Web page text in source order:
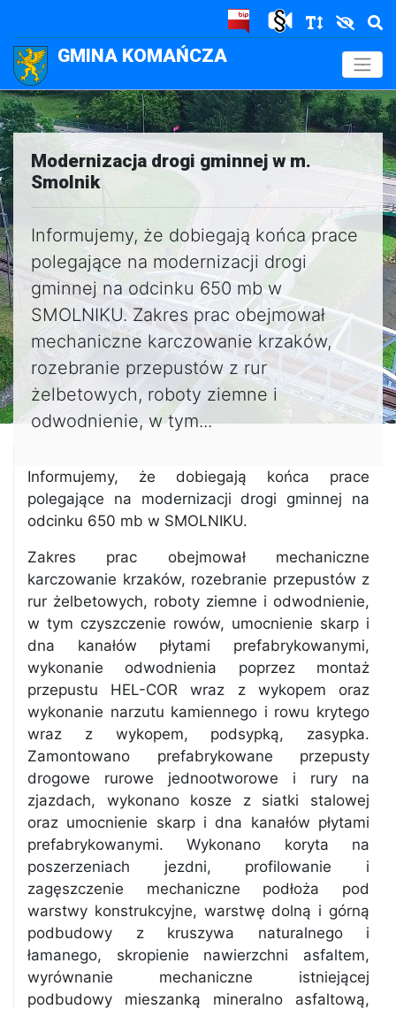
GMINA KOMAŃCZA .
Modernizacja drogi gminnej w m.
Smolnik
Informujemy, że dobiegają końca prace
polegające na modernizacji drogi
gminnej na odcinku 650 mb w
SMOLNIKU. Zakres prac obejmował
mechaniczne karczowanie krzaków,
rozebranie przepustów z rur
żelbetowych, roboty ziemne i
odwodnienie, w tym...
Informujemy, że dobiegają końca prace
polegające na modernizacji drogi gminnej na
odcinku 650 mb w SMOLNIKU.
Zakres prac obejmował mechaniczne
karczowanie krzaków, rozebranie przepustów z
rur żelbetowych, roboty ziemne i odwodnienie,
w tym czyszczenie rowów, umocnienie skarp i
dna kanałów płytami prefabrykowanymi,
wykonanie odwodnienia poprzez montaż
przepustu HEL-COR wraz z wykopem oraz
wykonanie narzutu kamiennego i rowu krytego
wraz z wykopem, podsypką, zasypka.
Zamontowano prefabrykowane przepusty
drogowe rurowe jednootworowe i rury na
zjazdach, wykonano kosze z siatki stalowej
oraz umocnienie skarp i dna kanałów płytami
prefabrykowanymi. Wykonano koryta na
poszerzeniach jezdni, profilowanie i
zagęszczenie mechaniczne podłoża pod
warstwy konstrukcyjne, warstwę dolną i górną
podbudowy z kruszywa naturalnego i
łamanego, skropienie nawierzchni asfaltem,
wyrównanie mechaniczne istniejącej
podbudowy mieszanką mineralno asfaltową,